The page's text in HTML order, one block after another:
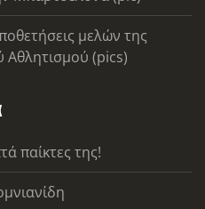
μελών της
Αθλητισμού (pics)
παίκτες της!